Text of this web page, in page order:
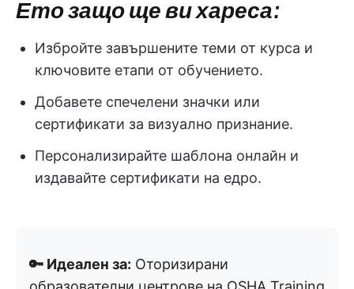
Ето защо ще ви хареса:
Избройте завършените теми от курса и
ключовите етапи от обучението.
Добавете спечелени значки или
сертификати за визуално признание.
Персонализирайте шаблона онлайн и
издавайте сертификати на едро.
🔑 Идеален за: Оторизирани